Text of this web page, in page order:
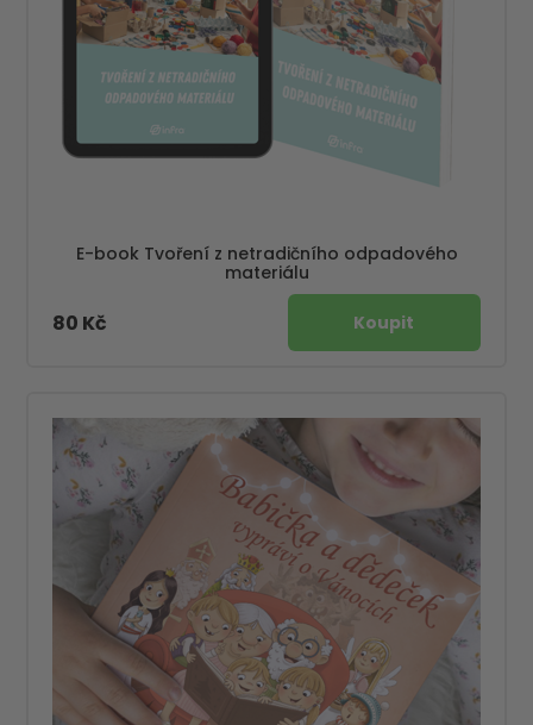
E-book Tvoření z netradičního odpadového
materiálu
80 Kč